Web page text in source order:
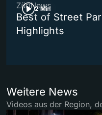
2 Min
ZüriNews
Best of Street
Highlights
Weitere News
Videos aus der Region,